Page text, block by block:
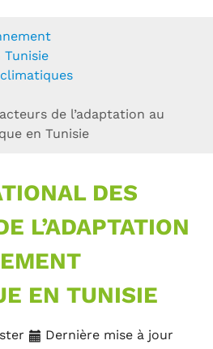
Tunisie
de l’adaptation au
en Tunisie
DES
L’ADAPTATION
EN TUNISIE
Dernière mise à jour